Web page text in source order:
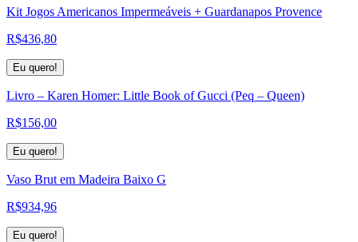
Kit Jogos Americanos Impermeáveis + Guardanapos Provence
R$436,80
Eu quero!
Livro – Karen Homer: Little Book of Gucci (Peq – Queen)
R$156,00
Eu quero!
Vaso Brut em Madeira Baixo G
R$934,96
Eu quero!